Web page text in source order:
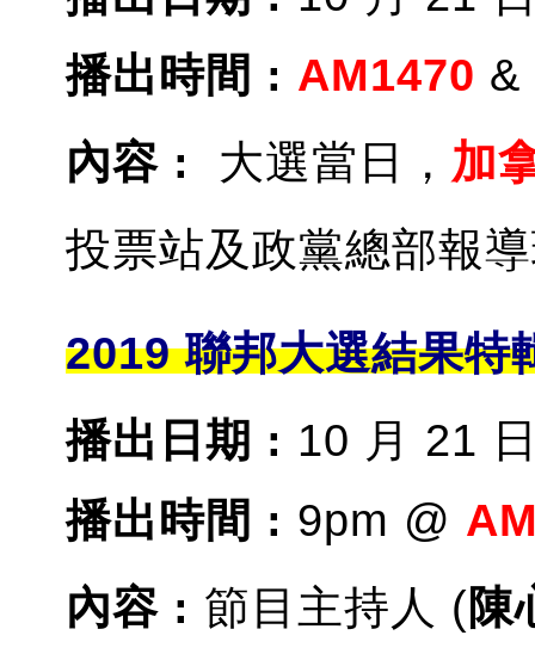
播出時間 : AM1470 &
內容 :
大選當日， 加
投票站及政黨總部報
2019 聯邦大選結果特
播出日期 : 10 月 21
播出時間 : 9pm @
內容 : 節目主持人 (陳